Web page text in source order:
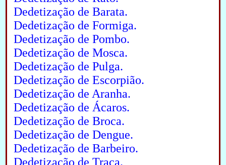
Dedetização de Barata.
Dedetização de Formiga.
Dedetização de Pombo.
Dedetização de Mosca.
Dedetização de Pulga.
Dedetização de Escorpião.
Dedetização de Aranha.
Dedetização de Ácaros.
Dedetização de Broca.
Dedetização de Dengue.
Dedetização de Barbeiro.
Dedetização de Traça.